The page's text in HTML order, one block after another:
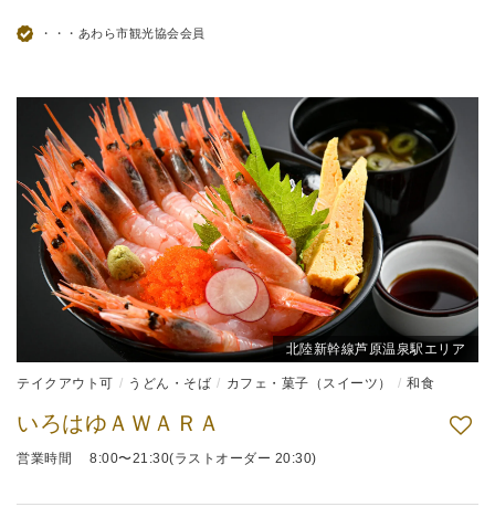
・・・あわら市観光協会会員
北陸新幹線芦原温泉駅エリア
テイクアウト可 うどん・そば カフェ・菓子（スイーツ） 和食
いろはゆＡＷＡＲＡ
営業時間 8:00〜21:30(ラストオーダー 20:30)